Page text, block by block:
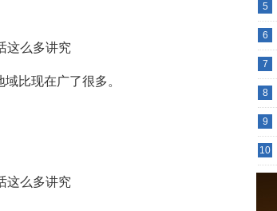
比现在广了很多。
5
6
7
8
9
10